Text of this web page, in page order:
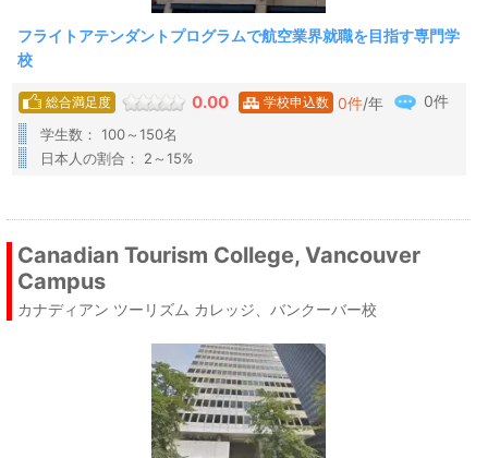
フライトアテンダントプログラムで航空業界就職を目指す専門学
校
総合満足度 0.00 学校申込数 0件/年 0件
学生数： 100～150名
日本人の割合： 2～15%
Canadian Tourism College, Vancouver
Campus
カナディアン ツーリズム カレッジ、バンクーバー校